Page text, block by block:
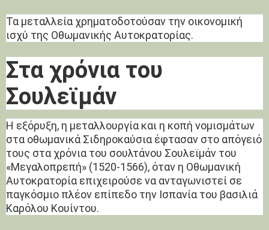
Τα μεταλλεία χρηματοδοτούσαν την οικονομική
ισχύ της Οθωμανικής Αυτοκρατορίας.
Στα χρόνια του
Σουλεϊμάν
Η εξόρυξη, η μεταλλουργία και η κοπή νομισμάτων
στα οθωμανικά Σιδηροκαύσια έφτασαν στο απόγειό
τους στα χρόνια του σουλτάνου Σουλεϊμάν του
«Μεγαλοπρεπή» (1520-1566), όταν η Οθωμανική
Αυτοκρατορία επιχειρούσε να ανταγωνιστεί σε
παγκόσμιο πλέον επίπεδο την Ισπανία του βασιλιά
Καρόλου Κουίντου.